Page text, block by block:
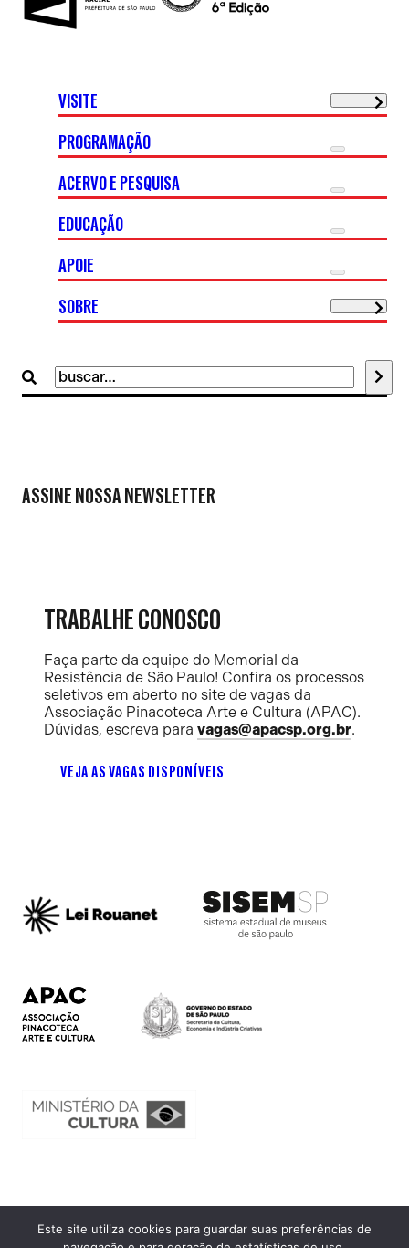
Buscar
por:
VISITE
PROGRAMAÇÃO
ACERVO E PESQUISA
EDUCAÇÃO
APOIE
SOBRE
ASSINE NOSSA NEWSLETTER
TRABALHE CONOSCO
Faça parte da equipe do Memorial da
Resistência de São Paulo! Confira os processos
seletivos em aberto no site de vagas da
Associação Pinacoteca Arte e Cultura (APAC).
Dúvidas, escreva para vagas@apacsp.org.br.
VEJA AS VAGAS DISPONÍVEIS
Ouvidoria
Este site utiliza cookies para guardar suas preferências de